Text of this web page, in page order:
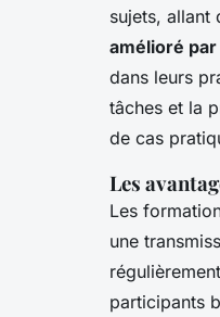
sujets, allant
amélioré
dans leurs
tâches et la
de cas
Les
Les
une
participants